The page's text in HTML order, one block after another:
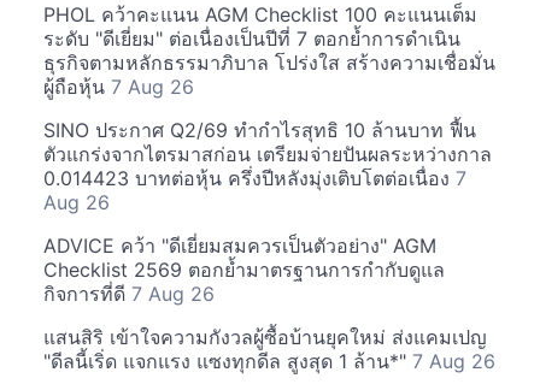
PHOL คว้าคะแนน AGM Checklist 100 คะแนนเต็ม
ระดับ "ดีเยี่ยม" ต่อเนื่องเป็นปีที่ 7 ตอกย้ำการดำเนิน
ธุรกิจตามหลักธรรมาภิบาล โปร่งใส สร้างความเชื่อมั่น
ผู้ถือหุ้น 7 Aug 26
SINO ประกาศ Q2/69 ทำกำไรสุทธิ 10 ล้านบาท ฟื้น
ตัวแกร่งจากไตรมาสก่อน เตรียมจ่ายปันผลระหว่างกาล
0.014423 บาทต่อหุ้น ครึ่งปีหลังมุ่งเติบโตต่อเนื่อง 7
Aug 26
ADVICE คว้า "ดีเยี่ยมสมควรเป็นตัวอย่าง" AGM
Checklist 2569 ตอกย้ำมาตรฐานการกำกับดูแล
กิจการที่ดี 7 Aug 26
แสนสิริ เข้าใจความกังวลผู้ซื้อบ้านยุคใหม่ ส่งแคมเปญ
"ดีลนี้เริ่ด แจกแรง แซงทุกดีล สูงสุด 1 ล้าน*" 7 Aug 26